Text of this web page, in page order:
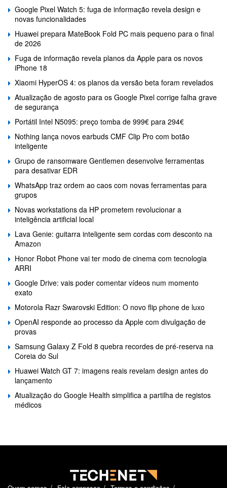
Google Pixel Watch 5: fuga de informação revela design e
novas funcionalidades
Huawei prepara MateBook Fold PC mais pequeno para o final
de 2026
Fuga de informação revela planos da Apple para os novos
iPhone 18
Xiaomi HyperOS 4: os planos da versão beta foram revelados
Atualização de agosto para os Google Pixel corrige falha grave
de segurança
Portátil Intel N5095: preço tomba de 999€ para 294€
Nothing lança novos earbuds CMF Clip Pro com botão
inteligente
Grupo de ransomware Gentlemen desenvolve ferramentas
para desativar EDR
WhatsApp traz ordem ao caos com novas ferramentas para
grupos
Novas workstations da HP prometem revolucionar a
inteligência artificial local
Lava Genie: guitarra inteligente sem cordas com desconto na
Amazon
Honor Robot Phone vai ter modo de cinema com tecnologia
ARRI
Google Drive: vais poder comentar vídeos num momento
exato
Motorola Razr Swarovski Edition: O novo flip phone de luxo
OpenAI responde ao processo da Apple com divulgação de
provas
Samsung Galaxy Z Fold 8 quebra recordes de pré-reserva na
Coreia do Sul
Huawei Watch GT 7: imagens reais revelam design antes do
lançamento
Atualização do Google Health simplifica a partilha de registos
médicos